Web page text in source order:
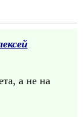
а не на